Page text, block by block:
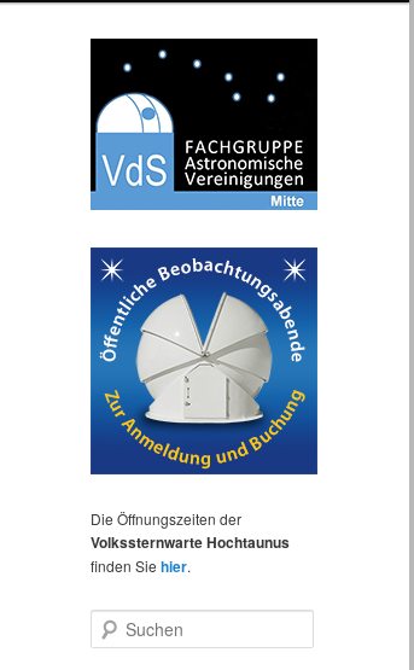
Die Öffnungszeiten der
Volkssternwarte Hochtaunus
finden Sie hier.
u